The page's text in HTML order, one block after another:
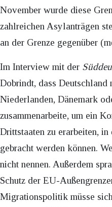
November wurde diese
zahlreichen Asylanträgen
an der Grenze gegenüber
Im Interview mit der
Dobrindt, dass Deutschland
Niederlanden, Dänemark
zusammenarbeite, um ein
Drittstaaten zu erarbeiten,
gebracht werden können.
nicht nennen. Außerdem
Schutz der EU-
Migrationspolitik müsse